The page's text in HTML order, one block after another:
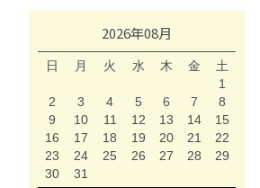
2026年08月
日 月 火 水 木 金
土
1
2
3 4 5 6 7
8
9
10 11 12 13 14
15
16
17 18 19 20 21
22
23
24 25 26 27 28
29
30
31